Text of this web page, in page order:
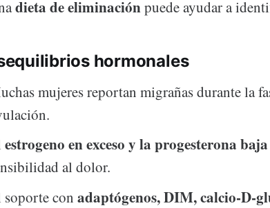
dieta de eliminaciónpuede ayudar a
hormonales
mujeres reportan migrañas durante la
estrogeno en exceso y la progesterona baja
al dolor.
soporte conadaptógenos, DIM, calcio-D-